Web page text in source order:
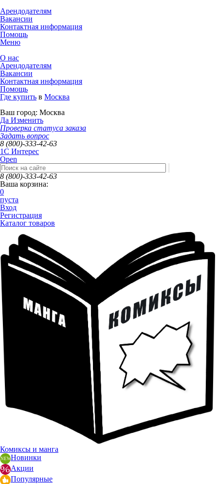
Арендодателям
Вакансии
Контактная информация
Помощь
Меню
О нас
Арендодателям
Вакансии
Контактная информация
Помощь
Где купить в Москва
Ваш город: Москва
Да Изменить
Проверка статуса заказа
Задать вопрос
8 (800)-333-42-63
1C Интерес
Open
8 (800)-333-42-63
Ваша корзина:
0
пуста
Вход
Регистрация
Каталог товаров
Комиксы и манга
Новинки
Акции
Популярные